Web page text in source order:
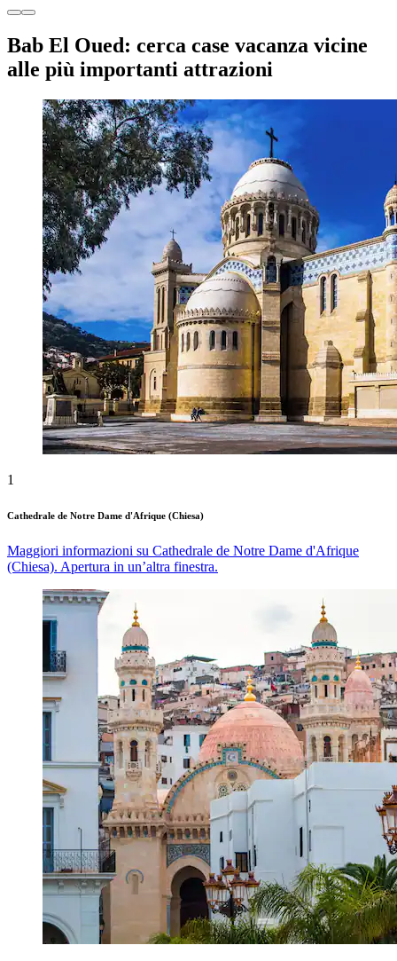
Bab El Oued: cerca case vacanza vicine
alle più importanti attrazioni
1
Cathedrale de Notre Dame d'Afrique (Chiesa)
Maggiori informazioni su Cathedrale de Notre Dame d'Afrique
(Chiesa). Apertura in un’altra finestra.